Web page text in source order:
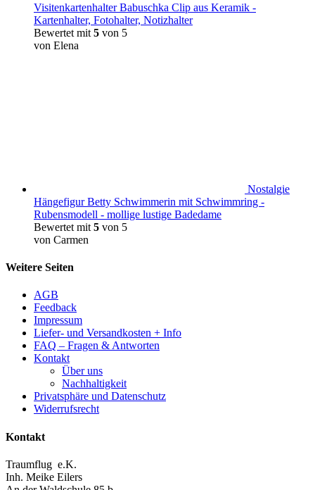
Visitenkartenhalter Babuschka Clip aus Keramik -
Kartenhalter, Fotohalter, Notizhalter
Bewertet mit 5 von 5
von Elena
Nostalgie
Hängefigur Betty Schwimmerin mit Schwimmring -
Rubensmodell - mollige lustige Badedame
Bewertet mit 5 von 5
von Carmen
Weitere Seiten
AGB
Feedback
Impressum
Liefer- und Versandkosten + Info
FAQ – Fragen & Antworten
Kontakt
Über uns
Nachhaltigkeit
Privatsphäre und Datenschutz
Widerrufsrecht
Kontakt
Traumflug e.K.
Inh. Meike Eilers